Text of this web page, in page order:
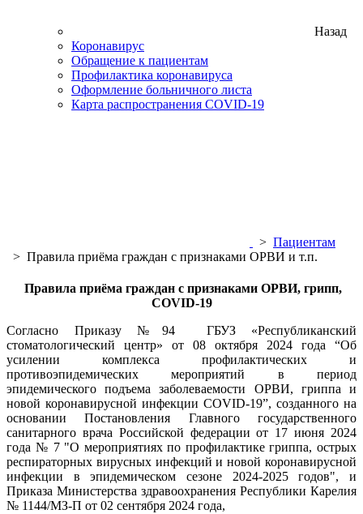
Назад
Коронавирус
Обращение к пациентам
Профилактика коронавируса
Оформление больничного листа
Карта распространения COVID-19
> Пациентам
> Правила приёма граждан с признаками ОРВИ и т.п.
Правила приёма граждан с признаками ОРВИ, грипп,
COVID-19
Согласно Приказу №94 ГБУЗ «Республиканский
стоматологический центр» от 08 октября 2024 года “Об
усилении комплекса профилактических и
противоэпидемических мероприятий в период
эпидемического подъема заболеваемости ОРВИ, гриппа и
новой коронавирусной инфекции COVID-19”, созданного на
основании Постановления Главного государственного
санитарного врача Российской федерации от 17 июня 2024
года № 7 "О мероприятиях по профилактике гриппа, острых
респираторных вирусных инфекций и новой коронавирусной
инфекции в эпидемическом сезоне 2024-2025 годов", и
Приказа Министерства здравоохранения Республики Карелия
№ 1144/МЗ-П от 02 сентября 2024 года,